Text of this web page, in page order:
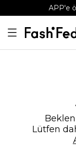
APP'e
Lütfen